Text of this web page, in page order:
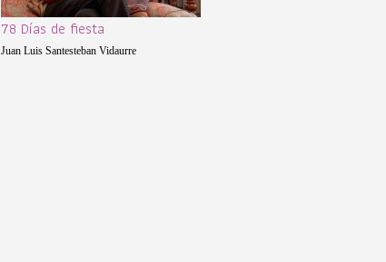
78 Días de fiesta
Juan Luis Santesteban Vidaurre